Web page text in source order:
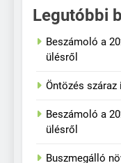
Legutóbbi
Beszámoló a
ülésről
Öntözés száraz
Beszámoló a
ülésről
Buszmegálló